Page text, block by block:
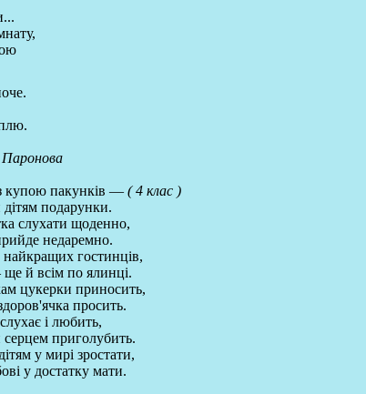
купою пакунків — ( 4 клас )
подарунки.
слухати щоденно,
недаремно.
найкращих гостинців,
й всім по ялинці.
цукерки приносить,
просить.
і любить,
приголубить.
у мирі зростати,
у достатку мати.